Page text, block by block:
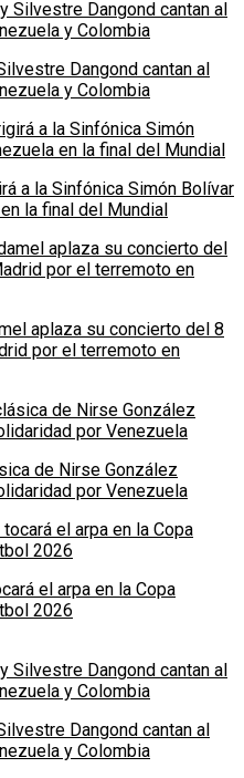
Dangond cantan al
y Colombia
a la Sinfónica Simón Bolívar
la final del Mundial
aplaza su concierto del 8
por el terremoto en
de Nirse González
por Venezuela
el arpa en la Copa
2026
Dangond cantan al
y Colombia